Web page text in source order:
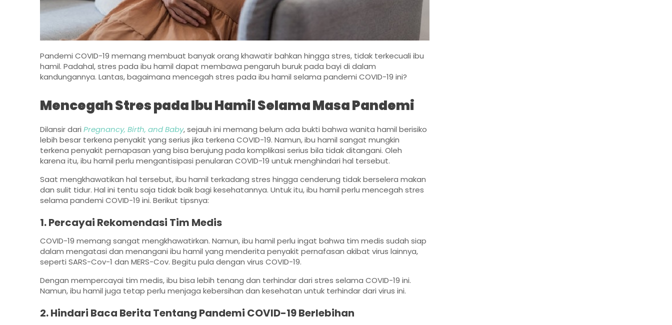
Pandemi COVID-19 memang membuat banyak orang khawatir bahkan hingga stres, tidak terkecuali ibu
hamil. Padahal, stres pada ibu hamil dapat membawa pengaruh buruk pada bayi di dalam
kandungannya. Lantas, bagaimana mencegah stres pada ibu hamil selama pandemi COVID-19 ini?
Mencegah Stres pada Ibu Hamil Selama Masa Pandemi
Dilansir dari Pregnancy, Birth, and Baby, sejauh ini memang belum ada bukti bahwa wanita hamil berisiko
lebih besar terkena penyakit yang serius jika terkena COVID-19. Namun, ibu hamil sangat mungkin
terkena penyakit pernapasan yang bisa berujung pada komplikasi serius bila tidak ditangani. Oleh
karena itu, ibu hamil perlu mengantisipasi penularan COVID-19 untuk menghindari hal tersebut.
Saat mengkhawatikan hal tersebut, ibu hamil terkadang stres hingga cenderung tidak berselera makan
dan sulit tidur. Hal ini tentu saja tidak baik bagi kesehatannya. Untuk itu, ibu hamil perlu mencegah stres
selama pandemi COVID-19 ini. Berikut tipsnya:
1. Percayai Rekomendasi Tim Medis
COVID-19 memang sangat mengkhawatirkan. Namun, ibu hamil perlu ingat bahwa tim medis sudah siap
dalam mengatasi dan menangani ibu hamil yang menderita penyakit pernafasan akibat virus lainnya,
seperti SARS-Cov-1 dan MERS-Cov. Begitu pula dengan virus COVID-19.
Dengan mempercayai tim medis, ibu bisa lebih tenang dan terhindar dari stres selama COVID-19 ini.
Namun, ibu hamil juga tetap perlu menjaga kebersihan dan kesehatan untuk terhindar dari virus ini.
2. Hindari Baca Berita Tentang Pandemi COVID-19 Berlebihan